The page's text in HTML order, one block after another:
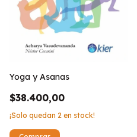
Yoga y Asanas
$38.400,00
¡Solo quedan 2 en stock!